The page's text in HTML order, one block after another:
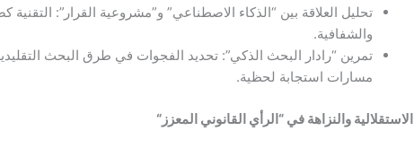
تحليل العلاقة بين “الذكاء الاصطناعي” و”مشروعية القرار”: التقنية
والشفافية.
تمرين “رادار البحث الذكي”: تحديد الفجوات في طرق البحث
مسارات استجابة لحظية.
الاستقلالية والنزاهة في “الرأي القانوني المعزز “